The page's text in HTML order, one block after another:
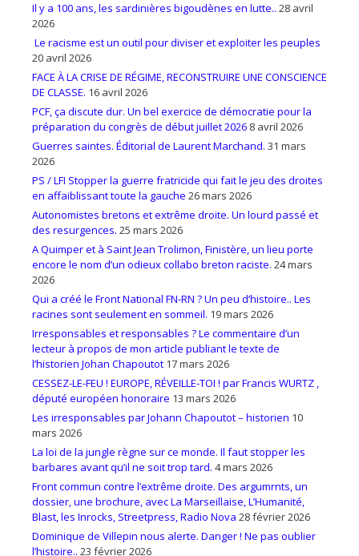
Il y a 100 ans, les sardinières bigoudènes en lutte.. 28 avril
2026
Le racisme est un outil pour diviser et exploiter les peuples
20 avril 2026
FACE À LA CRISE DE RÉGIME, RECONSTRUIRE UNE CONSCIENCE
DE CLASSE. 16 avril 2026
PCF, ça discute dur. Un bel exercice de démocratie pour la
préparation du congrès de début juillet 2026 8 avril 2026
Guerres saintes. Éditorial de Laurent Marchand. 31 mars
2026
PS / LFI Stopper la guerre fratricide qui fait le jeu des droites
en affaiblissant toute la gauche 26 mars 2026
Autonomistes bretons et extrême droite. Un lourd passé et
des resurgences. 25 mars 2026
A Quimper et à Saint Jean Trolimon, Finistère, un lieu porte
encore le nom d’un odieux collabo breton raciste. 24 mars
2026
Qui a créé le Front National FN-RN ? Un peu d’histoire.. Les
racines sont seulement en sommeil. 19 mars 2026
Irresponsables et responsables ? Le commentaire d’un
lecteur à propos de mon article publiant le texte de
l’historien Johan Chapoutot 17 mars 2026
CESSEZ-LE-FEU ! EUROPE, RÉVEILLE-TOI ! par Francis WURTZ ,
député européen honoraire 13 mars 2026
Les irresponsables par Johann Chapoutot – historien 10
mars 2026
La loi de la jungle règne sur ce monde. Il faut stopper les
barbares avant qu’il ne soit trop tard. 4 mars 2026
Front commun contre l’extrême droite. Des argumrnts, un
dossier, une brochure, avec La Marseillaise, L’Humanité,
Blast, les Inrocks, Streetpress, Radio Nova 28 février 2026
Dominique de Villepin nous alerte. Danger ! Ne pas oublier
l’histoire.. 23 février 2026